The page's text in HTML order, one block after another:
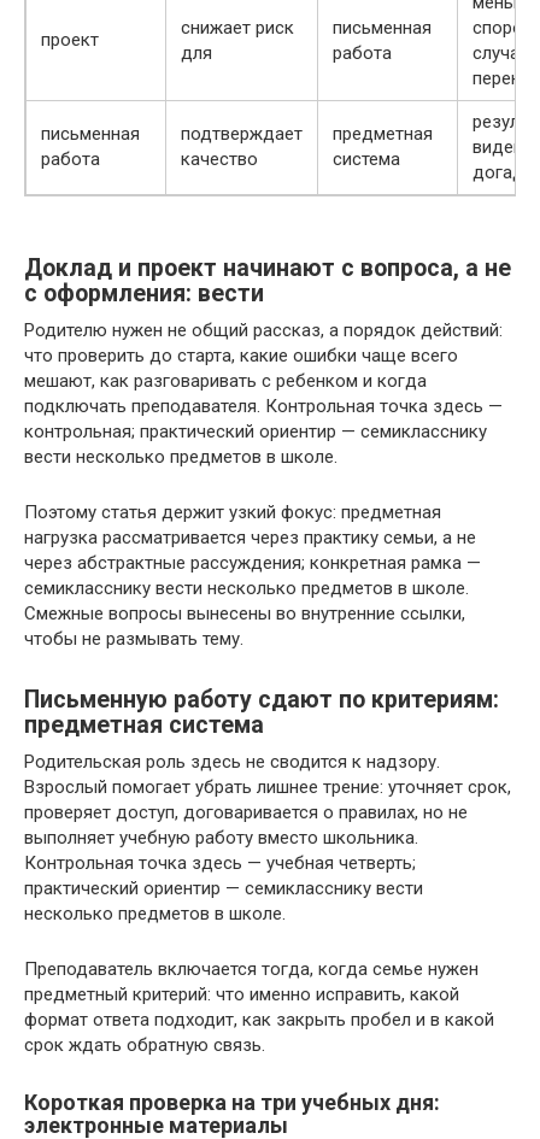
проект
снижает риск
для
письменная
работа
споров
письменная
работа
подтверждает
качество
предметная
система
виден
Доклад и проект начинают с вопроса, а не
с оформления: вести
Родителю нужен не общий рассказ, а порядок действий:
что проверить до старта, какие ошибки чаще всего
мешают, как разговаривать с ребенком и когда
подключать преподавателя. Контрольная точка здесь —
контрольная; практический ориентир — семикласснику
вести несколько предметов в школе.
Поэтому статья держит узкий фокус: предметная
нагрузка рассматривается через практику семьи, а не
через абстрактные рассуждения; конкретная рамка —
семикласснику вести несколько предметов в школе.
Смежные вопросы вынесены во внутренние ссылки,
чтобы не размывать тему.
Письменную работу сдают по критериям:
предметная система
Родительская роль здесь не сводится к надзору.
Взрослый помогает убрать лишнее трение: уточняет срок,
проверяет доступ, договаривается о правилах, но не
выполняет учебную работу вместо школьника.
Контрольная точка здесь — учебная четверть;
практический ориентир — семикласснику вести
несколько предметов в школе.
Преподаватель включается тогда, когда семье нужен
предметный критерий: что именно исправить, какой
формат ответа подходит, как закрыть пробел и в какой
срок ждать обратную связь.
Короткая проверка на три учебных дня:
электронные материалы